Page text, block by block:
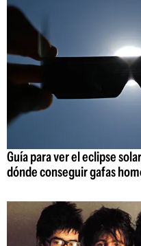
Guía para ver el eclipse
dónde conseguir gafas